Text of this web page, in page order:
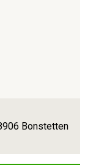
Bonstetten